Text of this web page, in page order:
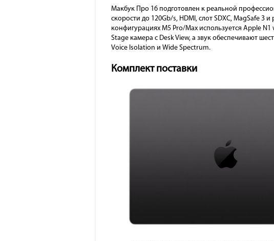
Макбук Про 16 подготовлен к реальной
скорости до 120Gb/s, HDMI, слот SDXC, MagSafe
конфигурациях M5 Pro/Max используется Apple
Stage камера с Desk View, а звук обеспечивают
Voice Isolation и Wide Spectrum.
Комплект поставки